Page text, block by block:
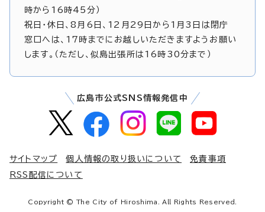
時から16時45分）
祝日・休日、8月6日、12月29日から1月3日は閉庁
窓口へは、17時までにお越しいただきますようお願い
します。（ただし、似島出張所は16時30分まで）
広島市公式SNS情報発信中
サイトマップ 個人情報の取り扱いについて
免責事項
RSS配信について
Copyright © The City of Hiroshima. All Rights Reserved.